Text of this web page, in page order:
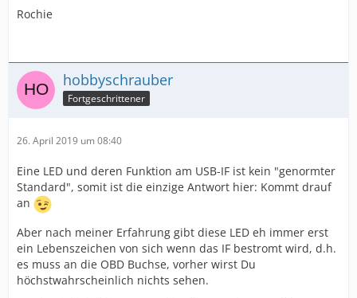
Rochie
hobbyschrauber
Fortgeschrittener
26. April 2019 um 08:40
Eine LED und deren Funktion am USB-IF ist kein "genormter
Standard", somit ist die einzige Antwort hier: Kommt drauf
an
Aber nach meiner Erfahrung gibt diese LED eh immer erst
ein Lebenszeichen von sich wenn das IF bestromt wird, d.h.
es muss an die OBD Buchse, vorher wirst Du
höchstwahrscheinlich nichts sehen.